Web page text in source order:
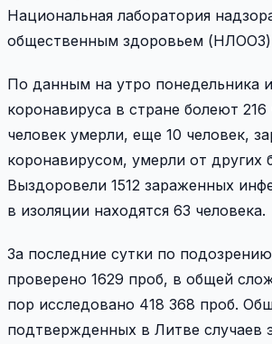
Национальная лаборатория
общественным здоровьем
По данным на утро понедельника
коронавируса в стране болеют 216
человек умерли, еще 10 человек,
коронавирусом, умерли от других
Выздоровели 1512 зараженных
в изоляции находятся 63 человека.
За последние сутки по
проверено 1629 проб, в общей
пор исследовано 418 368 проб.
подтвержденных в Литве случаев